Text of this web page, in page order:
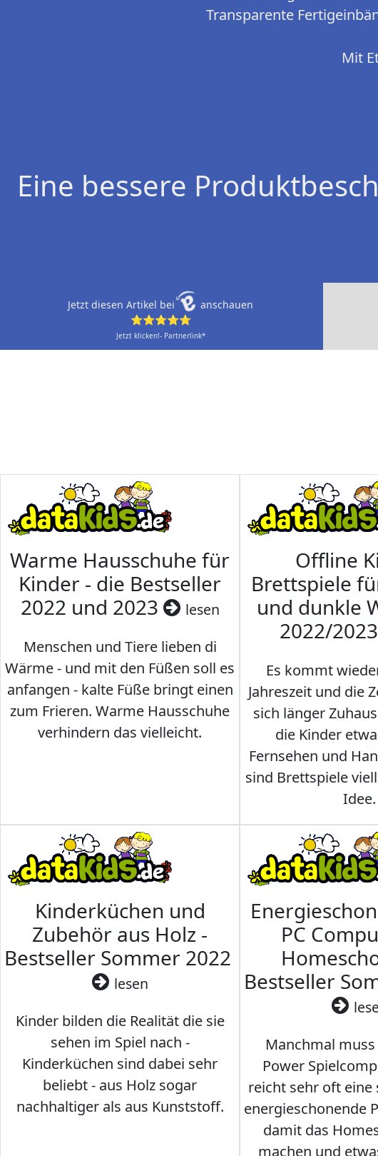
Transparente
Mit
Eine bessere
Jetzt diesen Artikel bei
anschauen
⭐⭐⭐⭐⭐
Jetzt klicken!- Partnerlink*
Warme Hausschuhe für
Kinder - die Bestseller
2022 und 2023
lesen
Menschen und Tiere lieben di
Wärme - und mit den Füßen soll es
anfangen - kalte Füße bringt einen
zum Frieren. Warme Hausschuhe
verhindern das vielleicht.
Offline
Brettspiele
und dunkle
2022/2023
Es kommt
Jahreszeit und die
sich länger
die Kinder
Fernsehen und
sind Brettspiele
Idee.
Kinderküchen und
Zubehör aus Holz -
Bestseller Sommer 2022
lesen
Kinder bilden die Realität die sie
sehen im Spiel nach -
Kinderküchen sind dabei sehr
beliebt - aus Holz sogar
nachhaltiger als aus Kunststoff.
PC
Bestseller
Manchmal
Power
reicht sehr oft eine
energieschonende
damit das
machen und